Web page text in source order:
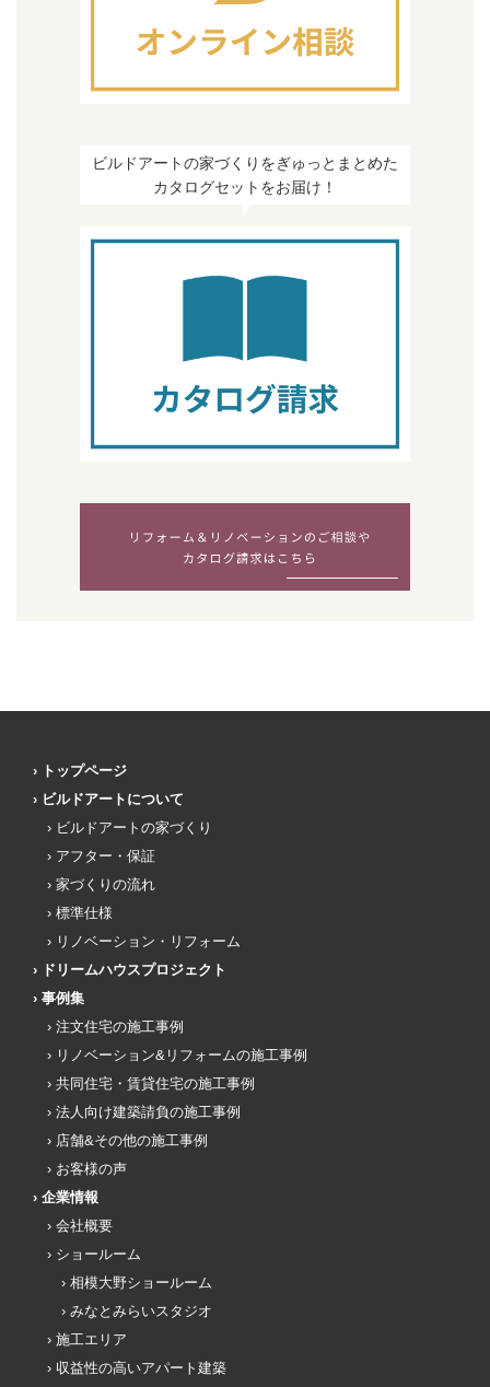
ビルドアートの家づくりをぎゅっとまとめた
カタログセットをお届け！
トップページ
ビルドアートについて
ビルドアートの家づくり
アフター・保証
家づくりの流れ
標準仕様
リノベーション・リフォーム
ドリームハウスプロジェクト
事例集
注文住宅の施工事例
リノベーション&リフォームの施工事例
共同住宅・賃貸住宅の施工事例
法人向け建築請負の施工事例
店舗&その他の施工事例
お客様の声
企業情報
会社概要
ショールーム
相模大野ショールーム
みなとみらいスタジオ
施工エリア
収益性の高いアパート建築